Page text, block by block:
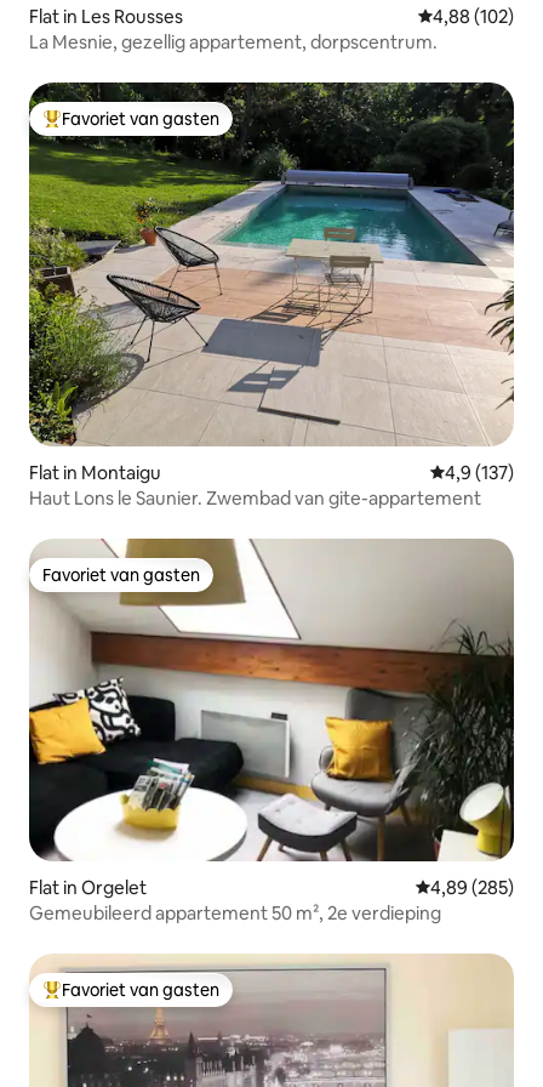
Flat in Les Rousses Gemiddelde
4,88 (102)
La Mesnie, gezellig appartement, dorpscentrum.
Topfavoriet van gasten
Favoriet van gasten
Flat in Montaigu Gemiddelde
4,9 (137)
Haut Lons le Saunier. Zwembad van gite-appartement
Favoriet van gasten
Favoriet van gasten
Flat in Orgelet Gemiddelde
4,89 (285)
Gemeubileerd appartement 50 m², 2e verdieping
Topfavoriet van gasten
Favoriet van gasten